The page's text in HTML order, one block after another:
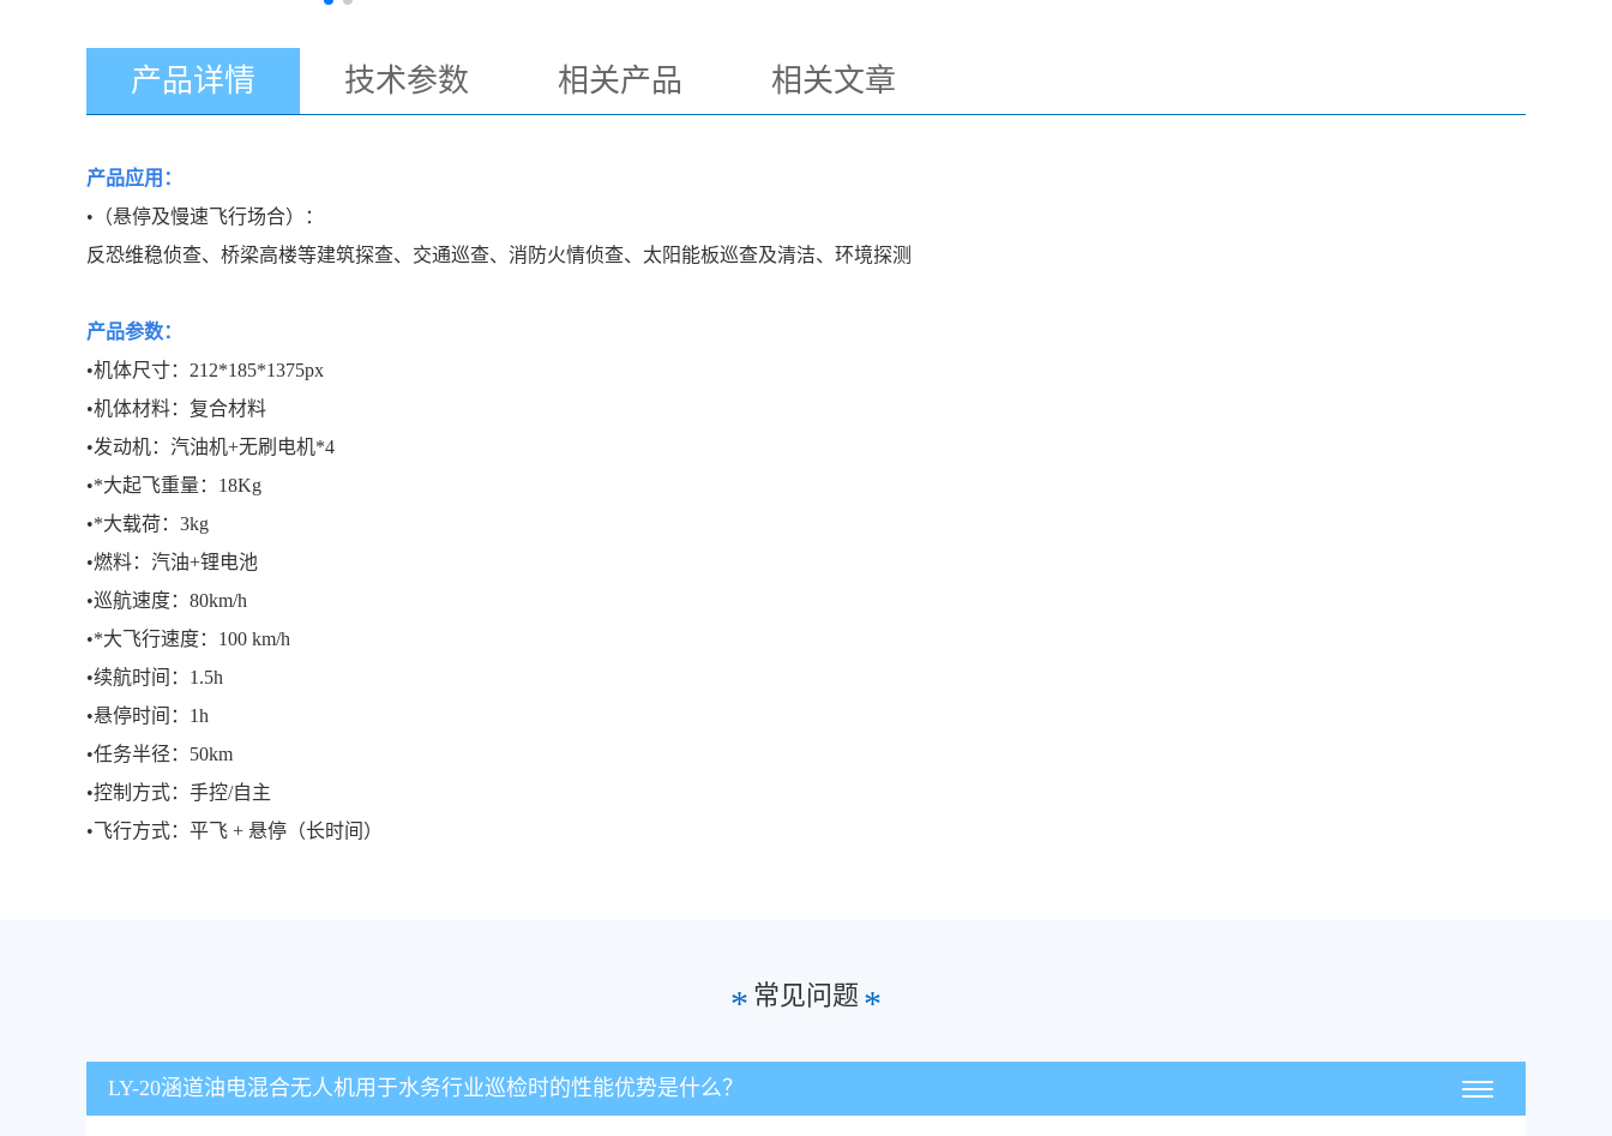
产品详情 技术参数 相关产品 相关文章
产品应用：
•（悬停及慢速飞行场合）：
反恐维稳侦查、桥梁高楼等建筑探查、交通巡查、消防火情侦查、太阳能板巡查及清洁、环境探测
产品参数：
•机体尺寸：212*185*1375px
•机体材料：复合材料
•发动机：汽油机+无刷电机*4
•*大起飞重量：18Kg
•*大载荷：3kg
•燃料：汽油+锂电池
•巡航速度：80km/h
•*大飞行速度：100 km/h
•续航时间：1.5h
•悬停时间：1h
•任务半径：50km
•控制方式：手控/自主
•飞行方式：平飞 + 悬停（长时间）
* 常见问题 *
LY-20涵道油电混合无人机用于水务行业巡检时的性能优势是什么？